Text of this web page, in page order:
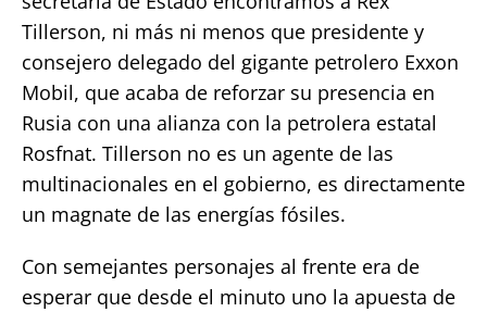
Tillerson, ni más ni menos que presidente y
consejero delegado del gigante petrolero Exxon
Mobil, que acaba de reforzar su presencia en
Rusia con una alianza con la petrolera estatal
Rosfnat. Tillerson no es un agente de las
multinacionales en el gobierno, es directamente
un magnate de las energías fósiles.
Con semejantes personajes al frente era de
esperar que desde el minuto uno la apuesta de